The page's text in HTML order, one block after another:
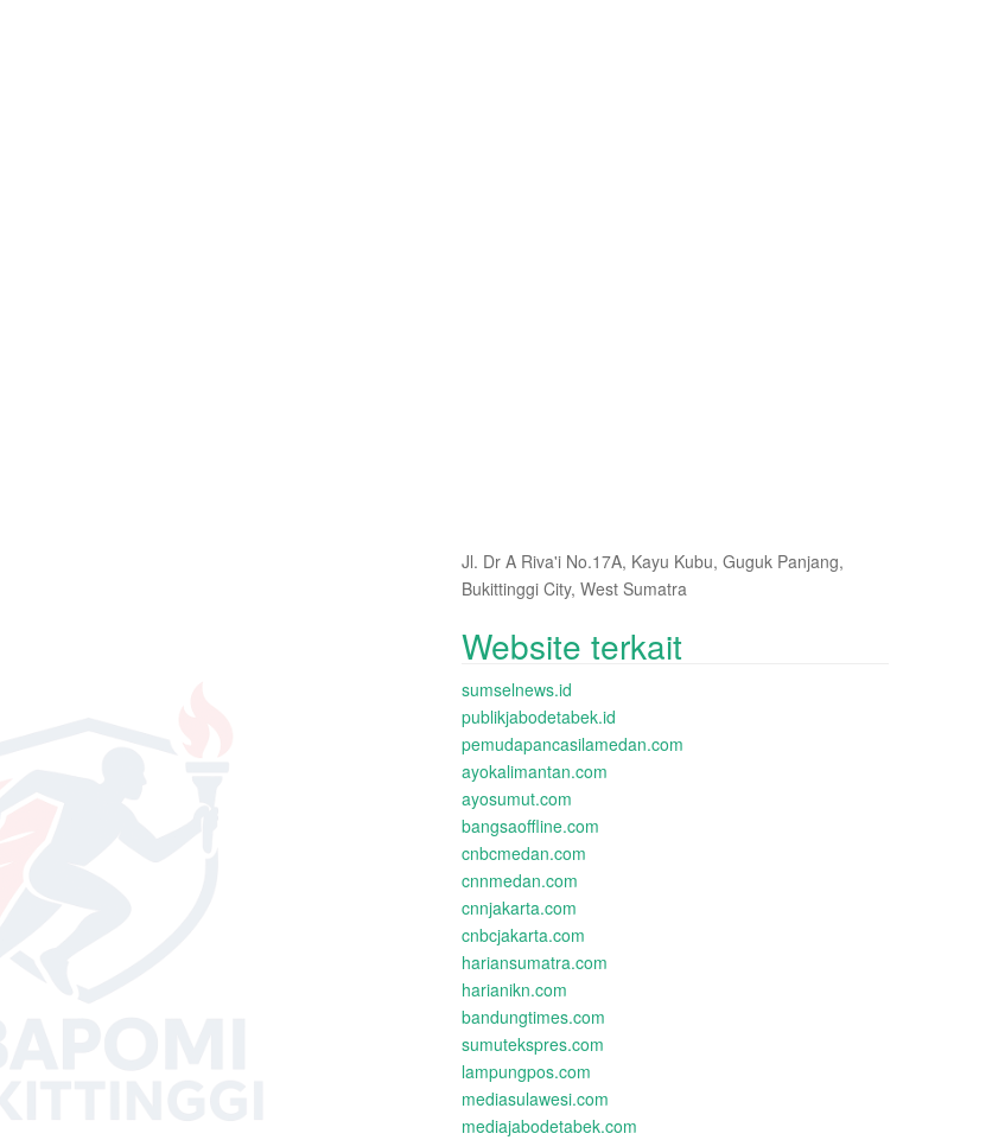
Jl. Dr A Riva'i No.17A, Kayu Kubu, Guguk Panjang,
Bukittinggi City, West Sumatra
Website terkait
sumselnews.id
publikjabodetabek.id
pemudapancasilamedan.com
ayokalimantan.com
ayosumut.com
bangsaoffline.com
cnbcmedan.com
cnnmedan.com
cnnjakarta.com
cnbcjakarta.com
hariansumatra.com
harianikn.com
bandungtimes.com
sumutekspres.com
lampungpos.com
mediasulawesi.com
mediajabodetabek.com